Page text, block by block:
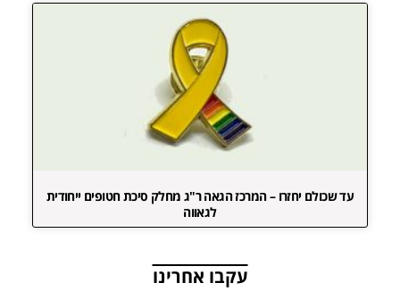
עד שכולם יחזרו – המרכז הגאה ר"ג מחלק סיכת חטופים ייחודית
לגאווה
עקבו אחרינו